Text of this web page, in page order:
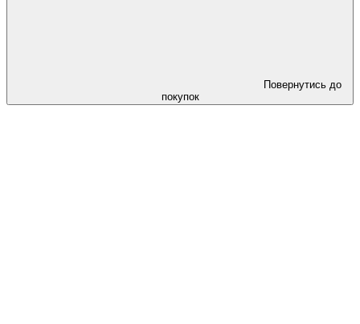
Повернутись до
покупок